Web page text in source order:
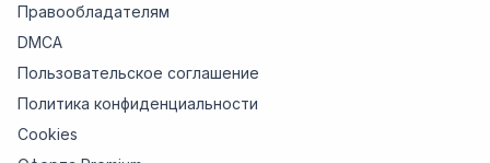
Правообладателям
DMCA
Пользовательское соглашение
Политика конфиденциальности
Cookies